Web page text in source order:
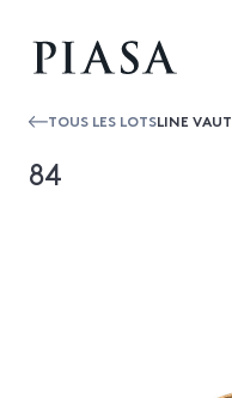
TOUS LES LOTSLINE
84